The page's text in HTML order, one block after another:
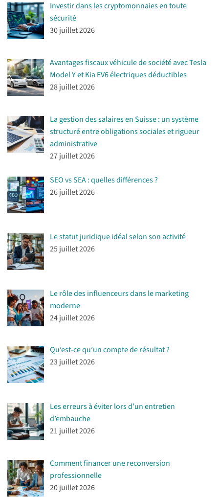
Investir dans les cryptomonnaies en toute
sécurité
30 juillet 2026
Avantages fiscaux véhicule de société avec Tesla
Model Y et Kia EV6 électriques déductibles
28 juillet 2026
La gestion des salaires en Suisse : un système
structuré entre obligations sociales et rigueur
administrative
27 juillet 2026
SEO vs SEA : quelles différences ?
26 juillet 2026
Le statut juridique idéal selon son activité
25 juillet 2026
Le rôle des influenceurs dans le marketing
moderne
24 juillet 2026
Qu’est-ce qu’un compte de résultat ?
23 juillet 2026
Les erreurs à éviter lors d’un entretien
d’embauche
21 juillet 2026
Comment financer une reconversion
professionnelle
20 juillet 2026